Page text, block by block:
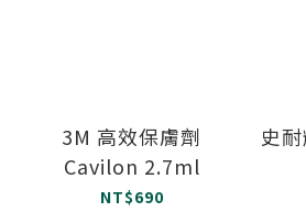
3M 高效保膚劑
Cavilon 2.7ml
NT$690
史